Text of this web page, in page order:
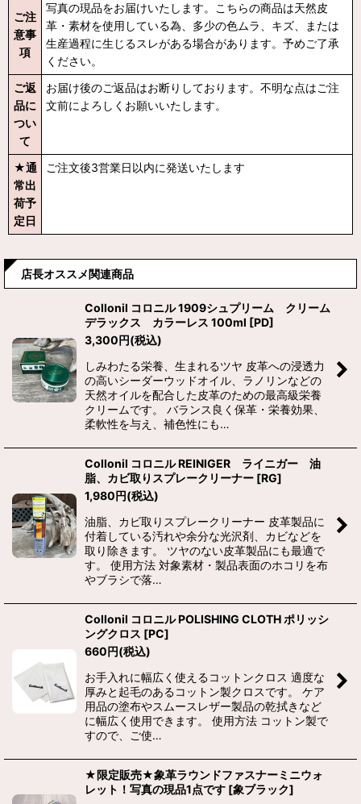
ご注
意事
項
写真の現品をお届けいたします。こちらの商品は天然皮
革・素材を使用している為、多少の色ムラ、キズ、または
生産過程に生じるスレがある場合があります。予めご了承
ください。
ご返
品に
つい
て
お届け後のご返品はお断りしております。不明な点はご注
文前によろしくお願いいたします。
★通
常出
荷予
定日
ご注文後3営業日以内に発送いたします
店長オススメ関連商品
Collonil コロニル 1909シュプリーム クリーム
デラックス カラーレス 100ml [PD]
3,300円(税込)
しみわたる栄養、生まれるツヤ 皮革への浸透力
の高いシーダーウッドオイル、ラノリンなどの
天然オイルを配合した皮革のための最高級栄養
クリームです。 バランス良く保革・栄養効果、
柔軟性を与え、補色性にも…
Collonil コロニル REINIGER ライニガー 油
脂、カビ取りスプレークリーナー [RG]
1,980円(税込)
油脂、カビ取りスプレークリーナー 皮革製品に
付着している汚れや余分な光沢剤、カビなどを
取り除きます。 ツヤのない皮革製品にも最適で
す。 使用方法 対象素材・製品表面のホコリを布
やブラシで落…
Collonil コロニル POLISHING CLOTH ポリッシ
ングクロス [PC]
660円(税込)
お手入れに幅広く使えるコットンクロス 適度な
厚みと起毛のあるコットン製クロスです。 ケア
用品の塗布やスムースレザー製品の乾拭きなど
に幅広く使用できます。 使用方法 コットン製で
すので、ご使…
★限定販売★象革ラウンドファスナーミニウォ
レット！写真の現品1点です [象ブラック]